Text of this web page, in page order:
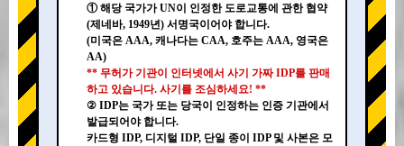
① 해당 국가가 UN이 인정한 도로교통에 관한 협약
(제네바, 1949년) 서명국이어야 합니다.
(미국은 AAA, 캐나다는 CAA, 호주는 AAA, 영국은
AA)
** 무허가 기관이 인터넷에서 사기 가짜 IDP를 판매
하고 있습니다. 사기를 조심하세요! **
② IDP는 국가 또는 당국이 인정하는 인증 기관에서
발급되어야 합니다.
카드형 IDP, 디지털 IDP, 단일 종이 IDP 및 사본은 모